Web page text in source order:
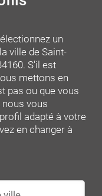
un
ville de Saint-
. S'il est
mettons en
pas ou que vous
nous vous
adapté à votre
en changer à